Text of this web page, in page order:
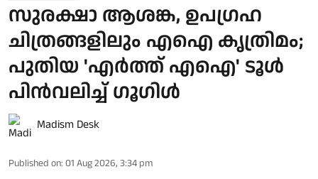
സുരക്ഷാ ആശങ്ക, ഉപഗ്രഹ
ചിത്രങ്ങളിലും എഐ കൃത്രിമം;
പുതിയ 'എര്‍ത്ത് എഐ' ടൂള്‍
പിന്‍വലിച്ച് ഗൂഗിള്‍
Madism Desk
Published on: 01 Aug 2026, 3:34 pm